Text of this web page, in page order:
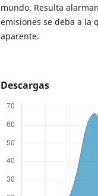
mundo. Resulta
emisiones se deba a la
aparente.
Descargas